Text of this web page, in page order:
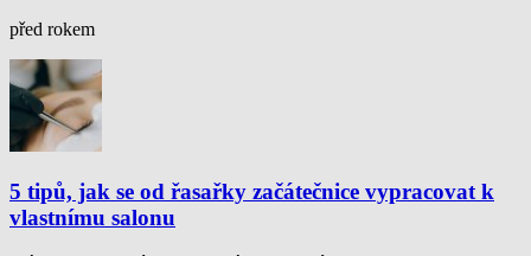
před rokem
5 tipů, jak se od řasařky začátečnice vypracovat k
vlastnímu salonu